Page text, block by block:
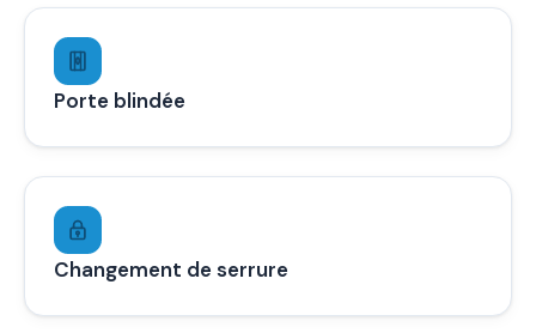
Porte blindée
Changement de serrure